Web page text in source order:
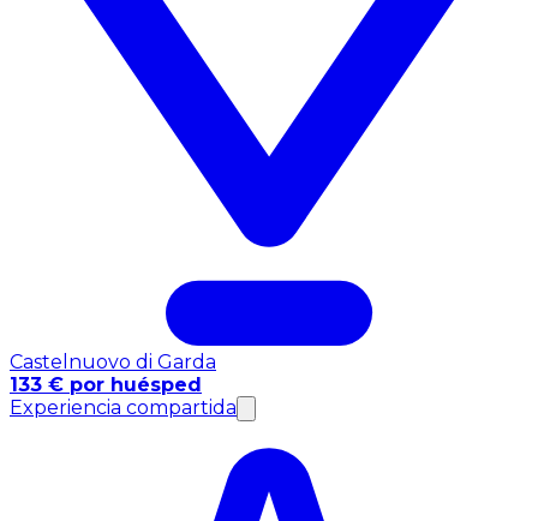
Castelnuovo di Garda
133 € por huésped
Experiencia compartida